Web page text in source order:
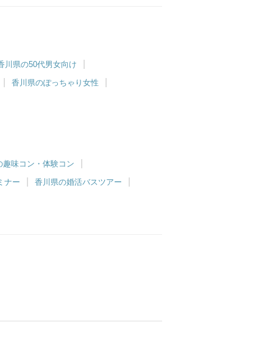
川県の50代男女向け
香川県のぽっちゃり女性
趣味コン・体験コン
ナー
香川県の婚活バスツアー